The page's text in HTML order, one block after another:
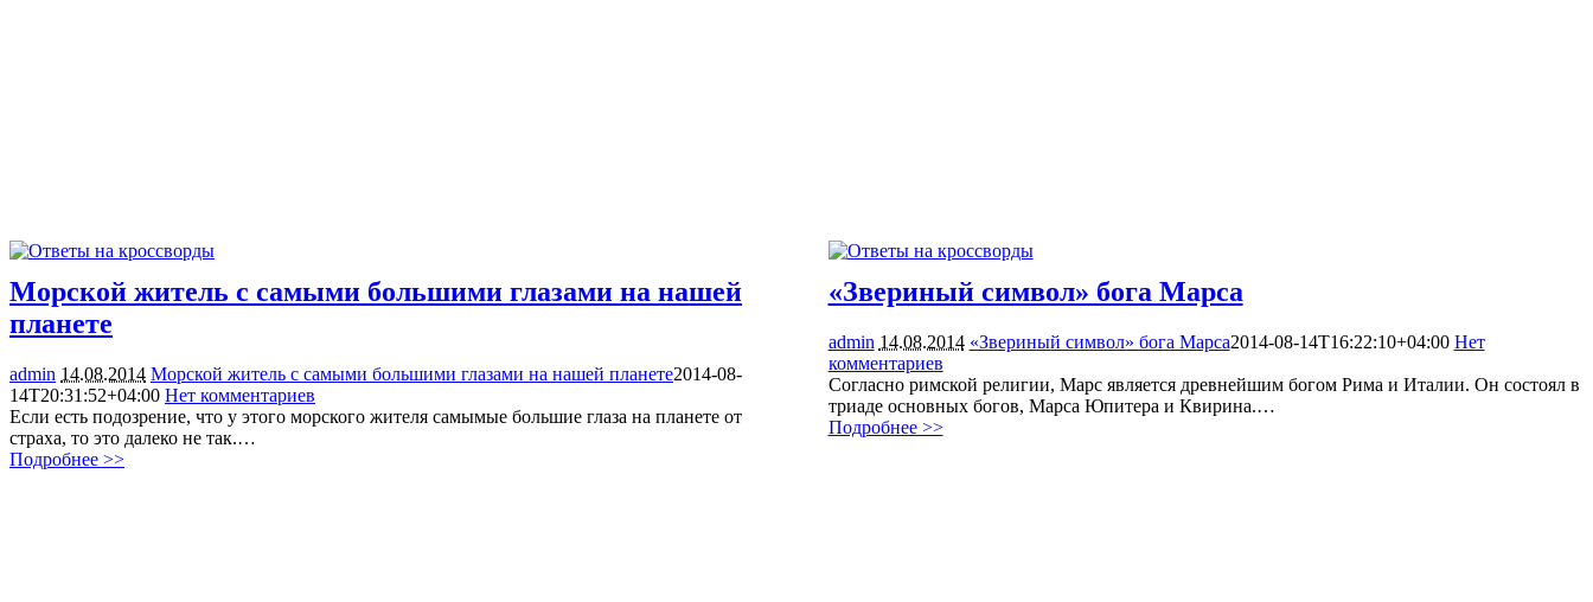
Морской житель с самыми большими глазами на нашей
планете
admin 14.08.2014 Морской житель с самыми большими глазами на нашей планете2014-08-
14T20:31:52+04:00 Нет комментариев
Если есть подозрение, что у этого морского жителя самымые большие глаза на планете от
страха, то это далеко не так.…
Подробнее >>
«Звериный символ» бога Марса
admin 14.08.2014 «Звериный символ» бога Марса2014-08-14T16:22:10+04:00 Нет
комментариев
Согласно римской религии, Марс является древнейшим богом Рима и Италии. Он состоял в
триаде основных богов, Марса Юпитера и Квирина.…
Подробнее >>